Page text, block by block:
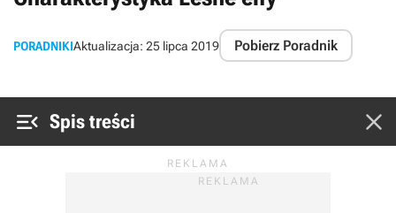
PORADNIKIAktualizacja: 25 lipca 2019 Pobierz Poradnik
 Spis treści 